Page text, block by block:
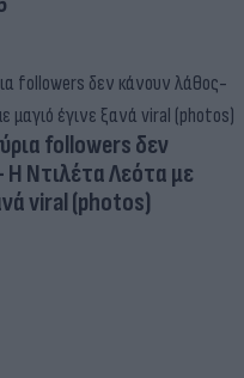
followers δεν
Ντιλέτα Λεότα με
viral (photos)